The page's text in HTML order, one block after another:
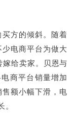
方的倾斜。随着
电商平台为做大
给卖家。贝恩与
商平台销量增加
额小幅下滑，电